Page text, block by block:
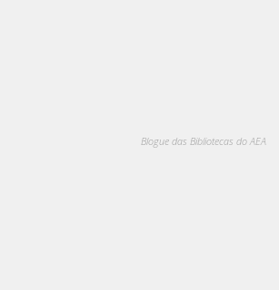
Blogue das Bibliotecas do AEA